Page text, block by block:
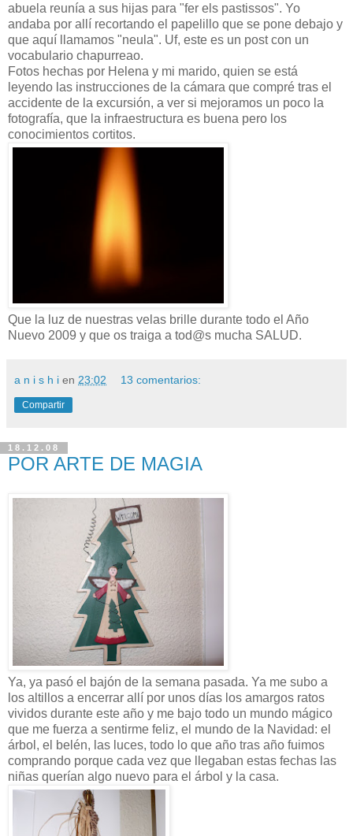
abuela reunía a sus hijas para "fer els pastissos". Yo
andaba por allí recortando el papelillo que se pone debajo y
que aquí llamamos "neula". Uf, este es un post con un
vocabulario chapurreao.
Fotos hechas por Helena y mi marido, quien se está
leyendo las instrucciones de la cámara que compré tras el
accidente de la excursión, a ver si mejoramos un poco la
fotografía, que la infraestructura es buena pero los
conocimientos cortitos.
Que la luz de nuestras velas brille durante todo el Año
Nuevo 2009 y que os traiga a tod@s mucha SALUD.
a n i s h i en 23:02 13 comentarios:
Compartir
18.12.08
POR ARTE DE MAGIA
Ya, ya pasó el bajón de la semana pasada. Ya me subo a
los altillos a encerrar allí por unos días los amargos ratos
vividos durante este año y me bajo todo un mundo mágico
que me fuerza a sentirme feliz, el mundo de la Navidad: el
árbol, el belén, las luces, todo lo que año tras año fuimos
comprando porque cada vez que llegaban estas fechas las
niñas querían algo nuevo para el árbol y la casa.